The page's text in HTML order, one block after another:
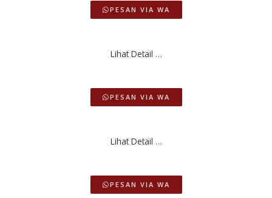
PESAN VIA WA
Lihat Detail …
PESAN VIA WA
Lihat Detail …
PESAN VIA WA